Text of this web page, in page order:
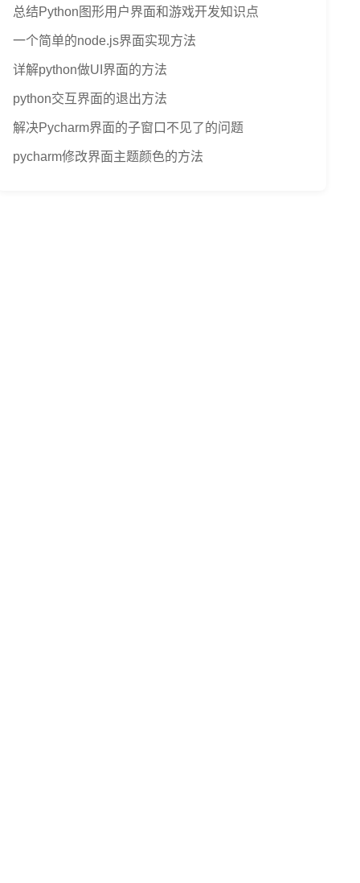
总结Python图形用户界面和游戏开发知识点
一个简单的node.js界面实现方法
详解python做UI界面的方法
python交互界面的退出方法
解决Pycharm界面的子窗口不见了的问题
pycharm修改界面主题颜色的方法